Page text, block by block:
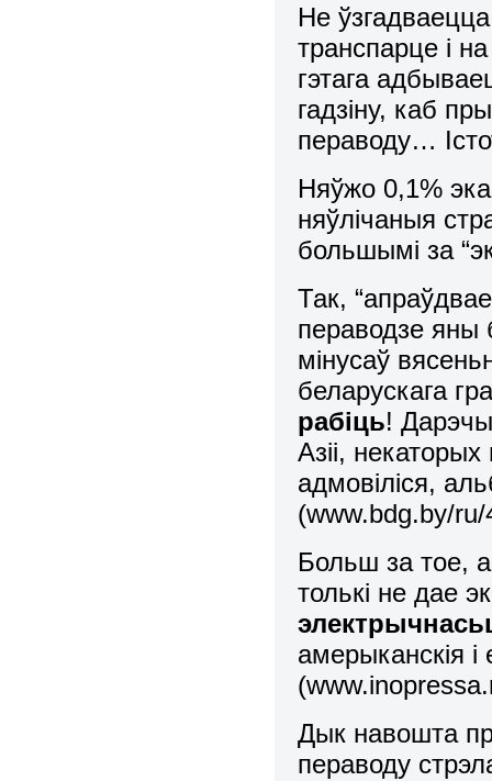
Не
транспарце і
гэтага
гадзіну, каб
пераводу…
Няўжо 0,1%
няўлічаныя
большымі за
Так,
пераводзе яны
мінусаў
беларускага
рабіць!
Азіі,
адмовіліся,
(www.bdg.by/
Больш за тое,
толькі не дае
амерыканскія і
Дык навошта
пераводу